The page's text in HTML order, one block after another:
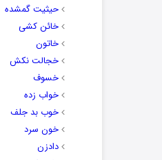
حیثیت گمشده
خائن کشی
خاتون
خجالت نکش
خسوف
خواب زده
خوب بد جلف
خون سرد
دادزن